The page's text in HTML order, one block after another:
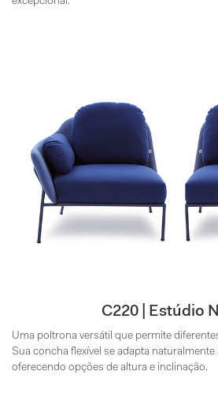
C220 | Estúdio
Uma poltrona versátil que permite
Sua concha flexível se adapta
oferecendo opções de altura e inclinação.